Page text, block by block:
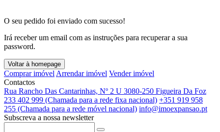
O seu pedido foi enviado com sucesso!
Irá receber um email com as instruções para recuperar a sua
password.
Voltar à homepage
Comprar imóvel Arrendar imóvel Vender imóvel
Contactos
Rua Rancho Das Cantarinhas, Nº 2 U 3080-250 Figueira Da Foz
233 402 999 (Chamada para a rede fixa nacional) +351 919 958
255 (Chamada para a rede móvel nacional) info@imoexpansao.pt
Subscreva a nossa newsletter